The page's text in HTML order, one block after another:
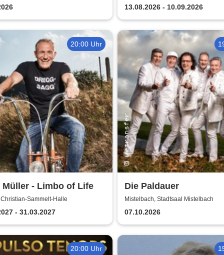
13.08.2026 - 10.09.2026
20:00 Uhr
Müller - Limbo of Life
Sammelt-Halle
- 31.03.2027
Die Paldauer
Mistelbach, Stadtsaal Mistelbach
07.10.2026
20:00 Uhr